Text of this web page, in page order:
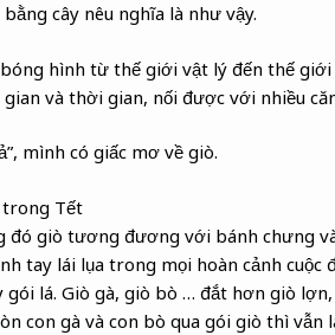
cây nêu nghĩa là như vậy.
hình từ thế giới vật lý đến thế
và thời gian, nối được với nhiều
mình có giấc mơ về giò.
trong Tết
đó giò tương đương với bánh chưng
tay lái lụa trong mọi hoàn cảnh cuộc
lá. Giò gà, giò bò … đắt hơn giò
con gà và con bò qua gói giò thì vẫn